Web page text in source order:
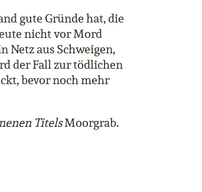
gute Gründe hat, die
nicht vor Mord
Netz aus Schweigen,
der Fall zur tödlichen
bevor noch mehr
TitelsMoorgrab.